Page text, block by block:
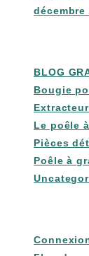
décembre
BLOG
Bougie
Le poêle
Pièces
Poêle à